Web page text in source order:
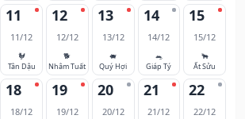
11
11/12
🐓
Tân Dậu
12
12/12
🐕
Nhâm Tuất
13
13/12
🐖
Quý Hợi
14
14/12
🐀
Giáp Tý
15
15/12
🐂
Ất Sửu
18
18/12
19
19/12
20
20/12
21
21/12
22
22/12